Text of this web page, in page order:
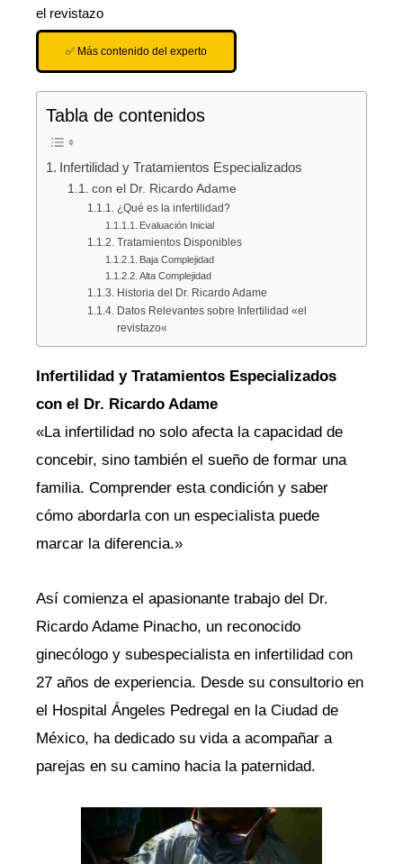
el revistazo
✅ Más contenido del experto
Tabla de contenidos
Infertilidad y Tratamientos Especializados
con el Dr. Ricardo Adame
¿Qué es la infertilidad?
Evaluación Inicial
Tratamientos Disponibles
Baja Complejidad
Alta Complejidad
Historia del Dr. Ricardo Adame
Datos Relevantes sobre Infertilidad «el
revistazo«
Infertilidad y Tratamientos Especializados
con el Dr. Ricardo Adame
«La infertilidad no solo afecta la capacidad de
concebir, sino también el sueño de formar una
familia. Comprender esta condición y saber
cómo abordarla con un especialista puede
marcar la diferencia.»
Así comienza el apasionante trabajo del Dr.
Ricardo Adame Pinacho, un reconocido
ginecólogo y subespecialista en infertilidad con
27 años de experiencia. Desde su consultorio en
el Hospital Ángeles Pedregal en la Ciudad de
México, ha dedicado su vida a acompañar a
parejas en su camino hacia la paternidad.